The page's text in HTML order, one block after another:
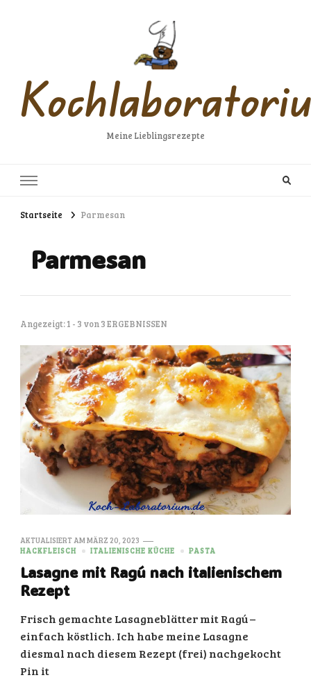
Meine Lieblingsrezepte
Startseite Parmesan
Parmesan
Angezeigt: 1 - 3 von 3 ERGEBNISSEN
AKTUALISIERT AMMÄRZ 20, 2023
HACKFLEISCH
ITALIENISCHE KÜCHE PASTA
Lasagne mit Ragú nach italienischem
Rezept
Frisch gemachte Lasagneblätter mit Ragú –
einfach köstlich. Ich habe meine Lasagne
diesmal nach diesem Rezept (frei) nachgekocht
Pin it